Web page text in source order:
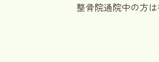
整骨院通院中の方